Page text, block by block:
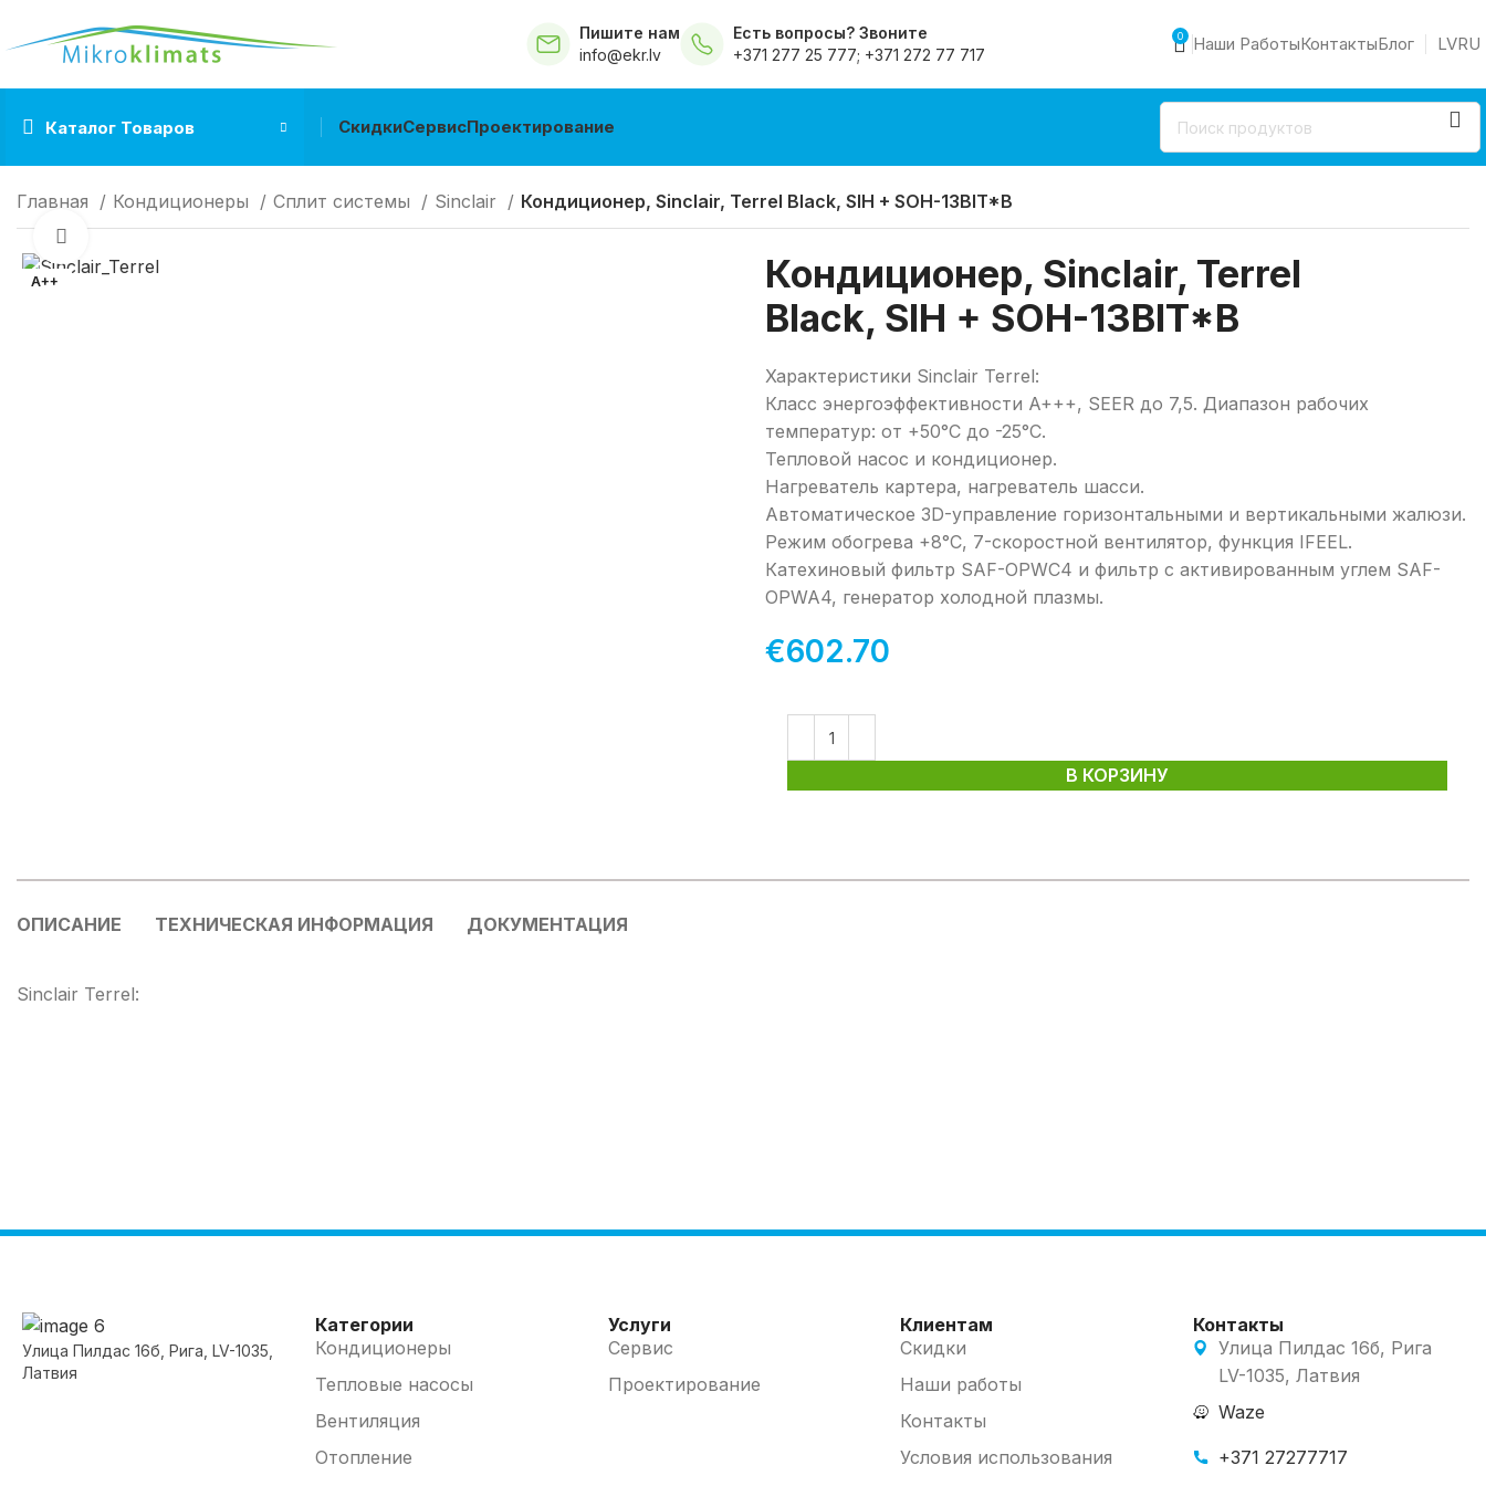
Пишите нам
info@ekr.lv
Есть вопросы? Звоните
+371 277 25 777; +371 272 77 717
0 Наши РаботыКонтактыБлог LVRU
Каталог Товаров СкидкиСервисПроектирование
Главная Кондиционеры Cплит системы Sinclair Кондиционер, Sinclair, Terrel Black, SIH + SOH-13BIT*B
A++
Кондиционер, Sinclair, Terrel
Black, SIH + SOH-13BIT*B
Характеристики Sinclair Terrel:
Класс энергоэффективности A+++, SEER до 7,5. Диапазон рабочих
температур: от +50°C до -25°C.
Тепловой насос и кондиционер.
Нагреватель картера, нагреватель шасси.
Автоматическое 3D-управление горизонтальными и вертикальными жалюзи.
Режим обогрева +8°C, 7-скоростной вентилятор, функция IFEEL.
Катехиновый фильтр SAF-OPWC4 и фильтр с активированным углем SAF-
OPWA4, генератор холодной плазмы.
€602.70
В КОРЗИНУ
ОПИСАНИЕ ТЕХНИЧЕСКАЯ ИНФОРМАЦИЯ ДОКУМЕНТАЦИЯ
Sinclair Terrel:
Улица Пилдас 16б, Рига, LV-1035,
Латвия
Категории
Кондиционеры
Тепловые насосы
Вентиляция
Отопление
Услуги
Сервис
Проектирование
Клиентам
Скидки
Наши работы
Контакты
Условия использования
Контакты
Улица Пилдас 16б, Рига
LV-1035, Латвия
Waze
+371 27277717